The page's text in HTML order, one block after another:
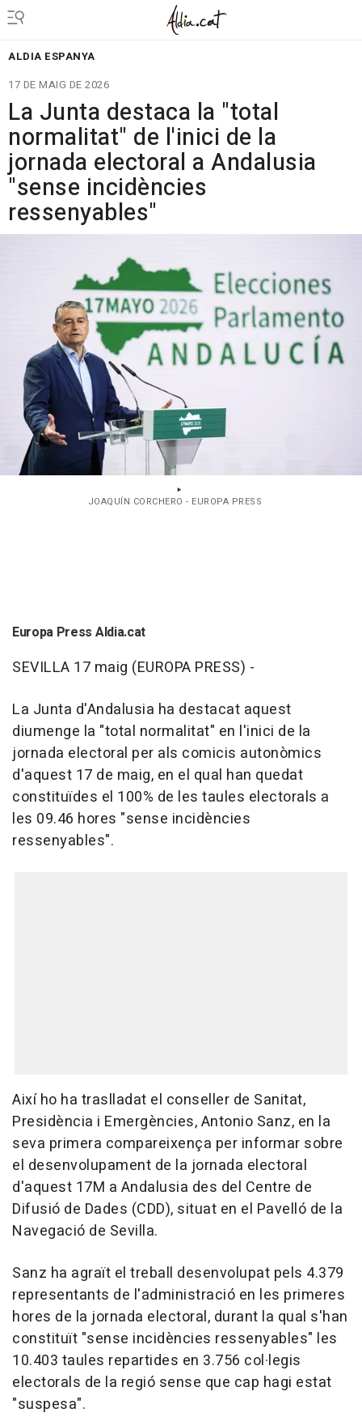
ALDIA ESPANYA
17 DE MAIG DE 2026
La Junta destaca la "total
normalitat" de l'inici de la
jornada electoral a Andalusia
"sense incidències
ressenyables"
JOAQUÍN CORCHERO - EUROPA PRESS
Europa Press Aldia.cat
SEVILLA 17 maig (EUROPA PRESS) -
La Junta d'Andalusia ha destacat aquest
diumenge la "total normalitat" en l'inici de la
jornada electoral per als comicis autonòmics
d'aquest 17 de maig, en el qual han quedat
constituïdes el 100% de les taules electorals a
les 09.46 hores "sense incidències
ressenyables".
Així ho ha traslladat el conseller de Sanitat,
Presidència i Emergències, Antonio Sanz, en la
seva primera compareixença per informar sobre
el desenvolupament de la jornada electoral
d'aquest 17M a Andalusia des del Centre de
Difusió de Dades (CDD), situat en el Pavelló de la
Navegació de Sevilla.
Sanz ha agraït el treball desenvolupat pels 4.379
representants de l'administració en les primeres
hores de la jornada electoral, durant la qual s'han
constituït "sense incidències ressenyables" les
10.403 taules repartides en 3.756 col·legis
electorals de la regió sense que cap hagi estat
"suspesa".